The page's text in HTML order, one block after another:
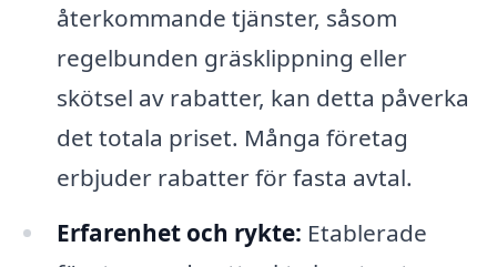
återkommande tjänster, såsom
regelbunden gräsklippning eller
skötsel av rabatter, kan detta påverka
det totala priset. Många företag
erbjuder rabatter för fasta avtal.
Erfarenhet och rykte: Etablerade